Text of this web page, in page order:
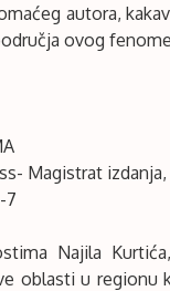
autora,
ovog
Magistrat izdanja,
7
Najila
oblasti u